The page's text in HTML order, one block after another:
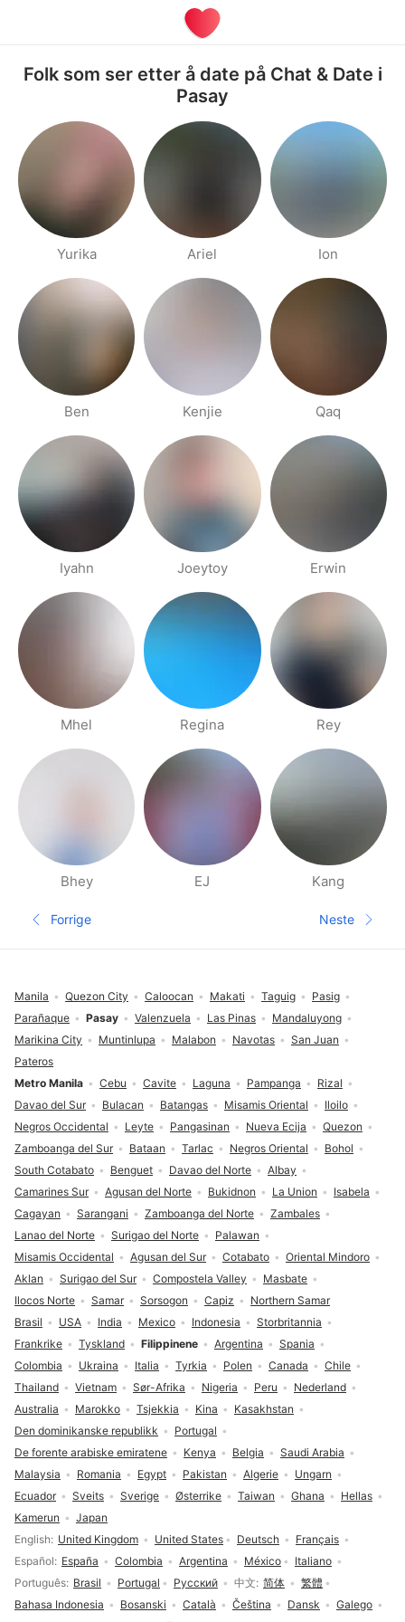
Folk som ser etter å date på Chat & Date i
Pasay
Yurika Ariel Ion
Ben Kenjie Qaq
Iyahn Joeytoy Erwin
Mhel Regina Rey
Bhey EJ Kang
Side med folk i nærheten
Forrige side
Forrige
Neste
Neste
Språkvalg
English United Kingdom United States Deutsch
Français
Español
España Colombia Argentina México
Italiano
Português Brasil Portugal Русский 中文 简体
繁體
Bahasa Indonesia
Bosanski Català Čeština Dansk
Galego
Brasil USA India Mexico Indonesia
Storbritannia
Frankrike
Tyskland Filippinene Argentina
Spania
Colombia
Ukraina Italia Tyrkia Polen Canada
Chile
Thailand
Vietnam Sør-Afrika Nigeria Peru
Nederland
Australia
Marokko Tsjekkia Kina
Kasakhstan
Den dominikanske republikk
Portugal
De forente arabiske emiratene
Kenya Belgia
Saudi Arabia
Malaysia
Romania Egypt Pakistan Algerie
Ungarn
Ecuador
Sveits Sverige Østerrike Taiwan Ghana
Hellas
Kamerun
Japan
Metro Manila Cebu Cavite Laguna Pampanga
Rizal
Davao del Sur
Bulacan Batangas Misamis Oriental
Iloilo
Negros Occidental
Leyte Pangasinan Nueva Ecija
Quezon
Zamboanga del Sur
Bataan Tarlac Negros Oriental
Bohol
South Cotabato
Benguet Davao del Norte
Albay
Camarines Sur
Agusan del Norte Bukidnon La Union
Isabela
Cagayan
Sarangani Zamboanga del Norte
Zambales
Lanao del Norte
Surigao del Norte
Palawan
Misamis Occidental
Agusan del Sur Cotabato
Oriental Mindoro
Aklan
Surigao del Sur Compostela Valley
Masbate
Ilocos Norte
Samar Sorsogon Capiz Northern Samar
Manila Quezon City Caloocan Makati Taguig
Pasig
Parañaque
Pasay Valenzuela Las Pinas
Mandaluyong
Marikina City
Muntinlupa Malabon Navotas
San Juan
Pateros